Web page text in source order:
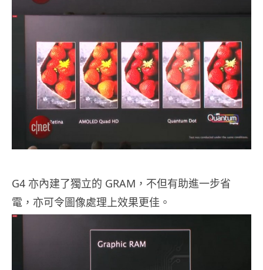
G4 亦內建了獨立的 GRAM，不但有助進一步省
電，亦可令圖像處理上效果更佳。